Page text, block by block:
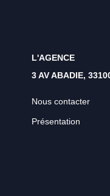
L'AGENCE
3 AV ABADIE,
Nous contacter
Présentation